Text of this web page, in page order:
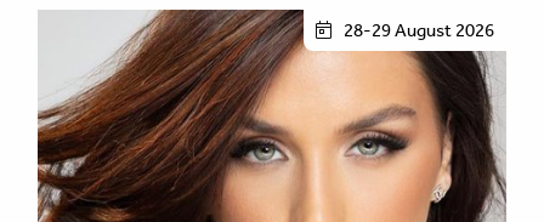
28-29 August 2026